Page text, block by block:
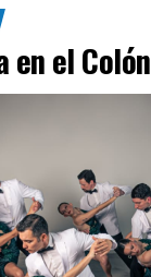
en el Colón